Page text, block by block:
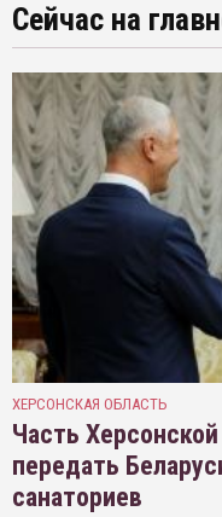
Сейчас на
ХЕРСОНСКАЯ ОБЛАСТЬ
Часть
передать
санаториев